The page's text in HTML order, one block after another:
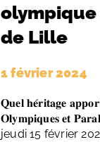
de Lille
1 février 2024
𝐐𝐮𝐞𝐥 𝐡𝐞́𝐫𝐢𝐭𝐚𝐠𝐞
𝐎𝐥𝐲𝐦𝐩𝐢𝐪𝐮𝐞𝐬 𝐞𝐭
jeudi 15 février